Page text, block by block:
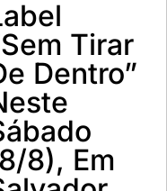
Tirar
Dentro”
8), Em